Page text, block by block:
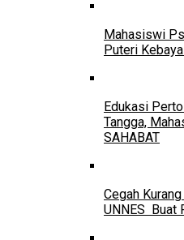
Mahasiswi
Puteri
Edukasi
Tangga,
SAHABAT
Cegah
UNNES Buat